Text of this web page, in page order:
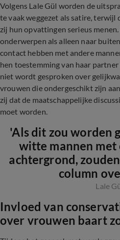
Volgens Lale Gül worden de
te vaak weggezet als satire, terwijl
zij hun opvattingen serieus
onderwerpen als alleen naar
contact hebben met andere
hen toestemming van haar
niet wordt gesproken over
vrouwen die ondergeschikt zijn
zij dat de maatschappelijke
moet worden.
'Als dit zou worden
witte mannen
achtergrond,
column
Lale
Invloed van
over vrouwen baart